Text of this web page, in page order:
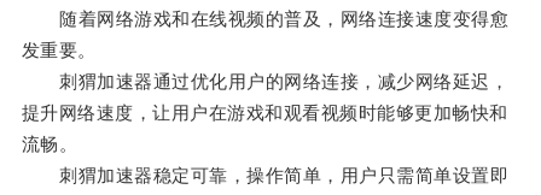
随着网络游戏和在线视频的普及，网络连接速度变得愈
发重要。
刺猬加速器通过优化用户的网络连接，减少网络延迟，
提升网络速度，让用户在游戏和观看视频时能够更加畅快和
流畅。
刺猬加速器稳定可靠，操作简单，用户只需简单设置即